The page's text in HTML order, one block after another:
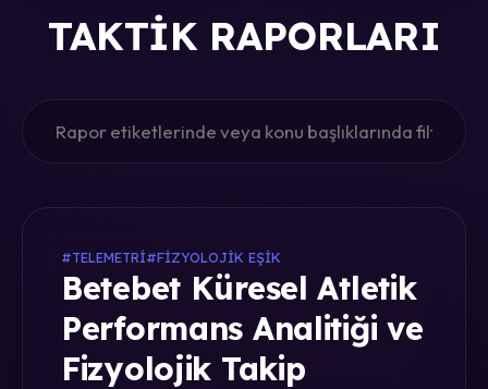
TAKTIK RAPORLARI
#TELEMETRI#FIZYOLOJIK EŞIK
Betebet Küresel Atletik
Performans Analitiği ve
Fizyolojik Takip